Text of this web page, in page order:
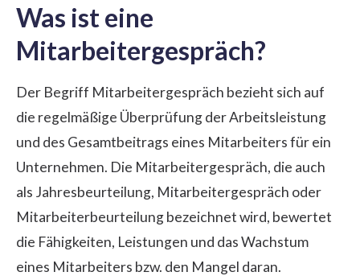
Was ist eine
Mitarbeitergespräch?
Der Begriff Mitarbeitergespräch bezieht sich auf
die regelmäßige Überprüfung der Arbeitsleistung
und des Gesamtbeitrags eines Mitarbeiters für ein
Unternehmen. Die Mitarbeitergespräch, die auch
als Jahresbeurteilung, Mitarbeitergespräch oder
Mitarbeiterbeurteilung bezeichnet wird, bewertet
die Fähigkeiten, Leistungen und das Wachstum
eines Mitarbeiters bzw. den Mangel daran.